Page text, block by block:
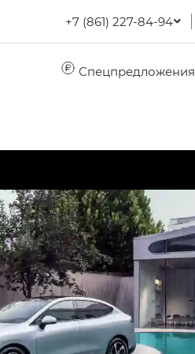
+7 (861) 227-84-94
Спецпредложения